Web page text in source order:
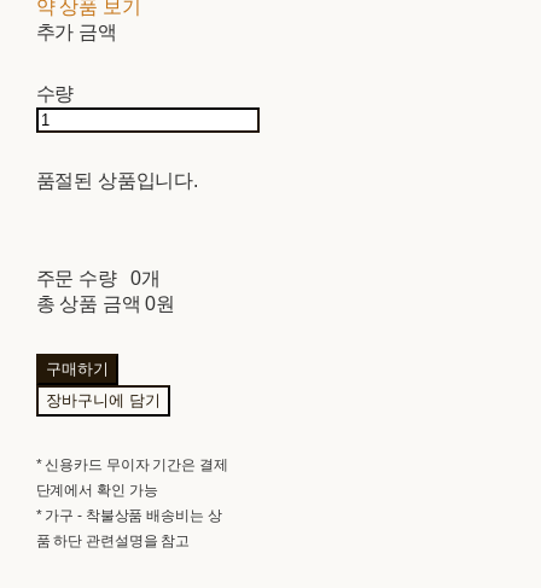
약 상품 보기
추가 금액
수량
품절된 상품입니다.
주문 수량
0개
총 상품 금액 0원
구매하기
장바구니에 담기
* 신용카드 무이자 기간은 결제
단계에서 확인 가능
* 가구 - 착불상품 배송비는 상
품 하단 관련설명을 참고